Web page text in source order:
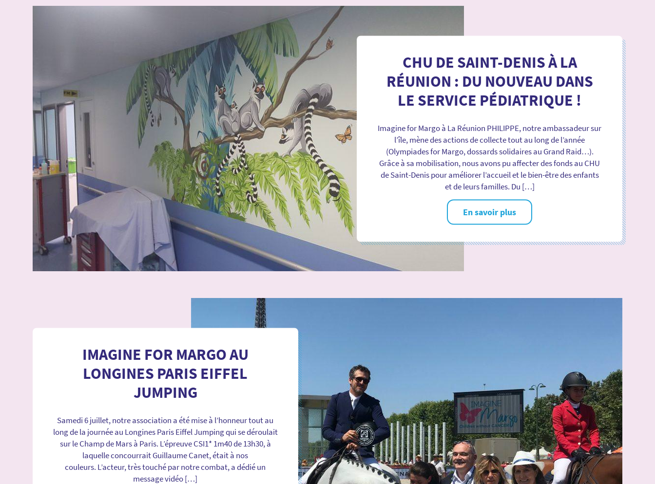
CHU DE SAINT-DENIS À LA
RÉUNION : DU NOUVEAU DANS
LE SERVICE PÉDIATRIQUE !
Imagine for Margo à La Réunion PHILIPPE, notre ambassadeur sur
l’île, mène des actions de collecte tout au long de l’année
(Olympiades for Margo, dossards solidaires au Grand Raid…).
Grâce à sa mobilisation, nous avons pu affecter des fonds au CHU
de Saint-Denis pour améliorer l’accueil et le bien-être des enfants
et de leurs familles. Du […]
En savoir plus
IMAGINE FOR MARGO AU
LONGINES PARIS EIFFEL
JUMPING
Samedi 6 juillet, notre association a été mise à l’honneur tout au
long de la journée au Longines Paris Eiffel Jumping qui se déroulait
sur le Champ de Mars à Paris. L’épreuve CSI1* 1m40 de 13h30, à
laquelle concourrait Guillaume Canet, était à nos
couleurs. L’acteur, très touché par notre combat, a dédié un
message vidéo […]